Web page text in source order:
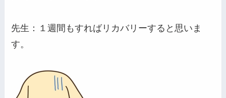
先生：１週間もすればリカバリーすると思いま
す。